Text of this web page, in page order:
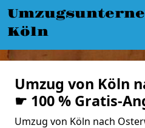
Köln
Umzug von Köln
☛ 100 % Gratis-
Umzug von Köln nach